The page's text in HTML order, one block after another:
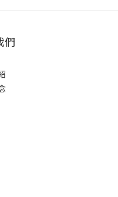
們